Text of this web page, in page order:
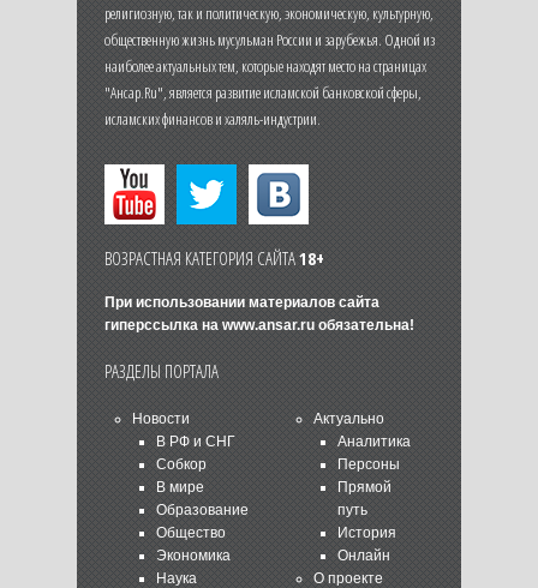
религиозную, так и политическую, экономическую, культурную,
общественную жизнь мусульман России и зарубежья. Одной из
наиболее актуальных тем, которые находят место на страницах
"Ансар.Ru", является развитие исламской банковской сферы,
исламских финансов и халяль-индустрии.
ВОЗРАСТНАЯ КАТЕГОРИЯ САЙТА18+
При использовании материалов сайта
гиперссылка на www.ansar.ruобязательна!
РАЗДЕЛЫ ПОРТАЛА
Новости
В РФ и СНГ
Собкор
В мире
Образование
Общество
Экономика
Наука
Актуально
Аналитика
Персоны
Прямой
путь
История
Онлайн
О проекте